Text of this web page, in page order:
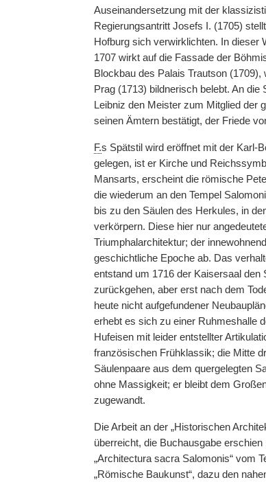
Auseinandersetzung mit der
Regierungsantritt Josefs I. (1705)
Hofburg sich verwirklichten. In dieser
1707 wirkt auf die Fassade der
Blockbau des Palais Trautson
Prag (1713) bildnerisch belebt. An
Leibniz den Meister zum Mitglied der
seinen Ämtern bestätigt, der Friede
F.s Spätstil wird eröffnet mit der Karl-
gelegen, ist er Kirche und
Mansarts, erscheint die römische
die wiederum an den Tempel
bis zu den Säulen des Herkules, in
verkörpern. Diese hier nur
Triumphalarchitektur; der
geschichtliche Epoche ab. Das
entstand um 1716 der Kaisersaal den
zurückgehen, aber erst nach dem
heute nicht aufgefundener
erhebt es sich zu einer Ruhmeshalle
Hufeisen mit leider entstellter
französischen Frühklassik; die Mitte
Säulenpaare aus dem quergelegten
ohne Massigkeit; er bleibt dem
zugewandt.
Die Arbeit an der „Historischen
überreicht, die Buchausgabe
„Architectura sacra Salomonis“ vom
„Römische Baukunst“, dazu den